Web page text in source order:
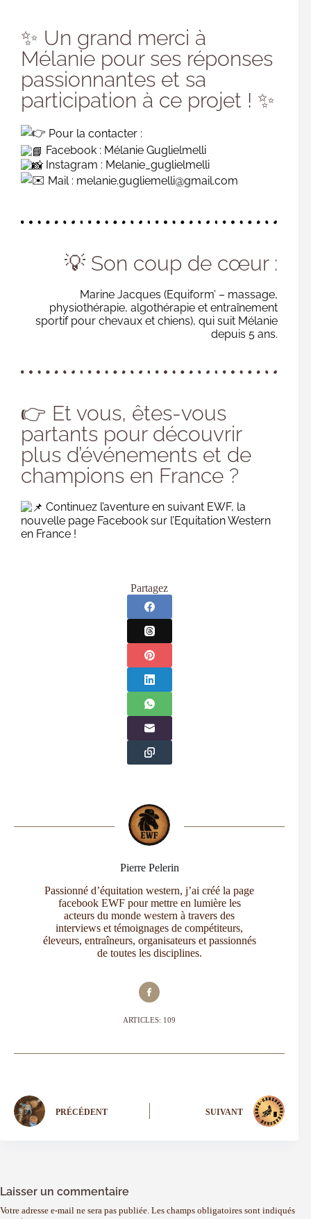
✨ Un grand merci à
Mélanie pour ses réponses
passionnantes et sa
participation à ce projet ! ✨
Pour la contacter :
Facebook : Mélanie Guglielmelli
Instagram : Melanie_guglielmelli
Mail : melanie.gugliemelli@gmail.com
💡 Son coup de cœur :
Marine Jacques (Equiform’ – massage,
physiothérapie, algothérapie et entraînement
sportif pour chevaux et chiens), qui suit Mélanie
depuis 5 ans.
👉 Et vous, êtes-vous
partants pour découvrir
plus d’événements et de
champions en France ?
Continuez l’aventure en suivant EWF, la
nouvelle page Facebook sur l’Equitation Western
en France !
Partagez
Pierre Pelerin
Passionné d’équitation western, j’ai créé la page
facebook EWF pour mettre en lumière les
acteurs du monde western à travers des
interviews et témoignages de compétiteurs,
éleveurs, entraîneurs, organisateurs et passionnés
de toutes les disciplines.
ARTICLES: 109
PRÉCÉDENT SUIVANT
Laisser un commentaire
Votre adresse e-mail ne sera pas publiée. Les champs obligatoires sont indiqués